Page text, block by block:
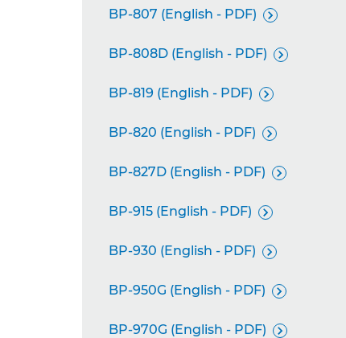
BP-807 (English - PDF) 
BP-808D (English - PDF) 
BP-819 (English - PDF) 
BP-820 (English - PDF) 
BP-827D (English - PDF) 
BP-915 (English - PDF) 
BP-930 (English - PDF) 
BP-950G (English - PDF) 
BP-970G (English - PDF) 